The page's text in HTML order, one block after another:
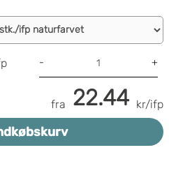
- +
fra 22.44 kr/ifp